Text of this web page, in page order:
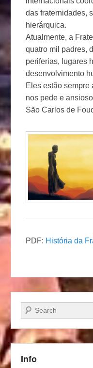
das fraternidades,
hierárquica.
Atualmente, a
quatro mil padres,
periferias, lugares
desenvolvimento
Eles estão sempre
nos pede e
São Carlos de
PDF: História da
Pesquisar…
Info